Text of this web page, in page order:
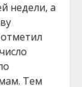
недели, а
Тем